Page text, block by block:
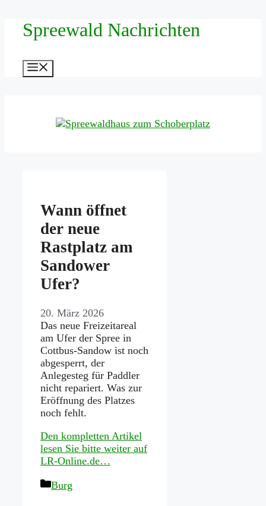
Zum
InhaltSpreewald Nachrichten
Wann öffnet
der neue
Rastplatz am
Sandower
Ufer?
20. März 2026
Das neue Freizeitareal
am Ufer der Spree in
Cottbus-Sandow ist noch
abgesperrt, der
Anlegesteg für Paddler
nicht repariert. Was zur
Eröffnung des Platzes
noch fehlt.
Den kompletten Artikel
lesen Sie bitte weiter auf
LR-Online.de…
Kategorien
Burg